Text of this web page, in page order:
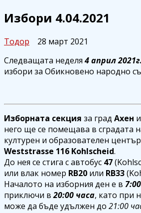
Избори 4.04.2021
Тодор
28 март 2021
Следващата неделя4 април 2021г.
избори за Обикновено народно
Изборната секция за град Ахен
него ще се помещава в сградата
културен и образователен
Weststrasse 116 Kohlscheid.
До нея се стига с автобус 47
или влак номер RB20 или RB33
Началото на изборния ден е в
приключи в20:00 часа, като при
може да бъде удължен до 21:00